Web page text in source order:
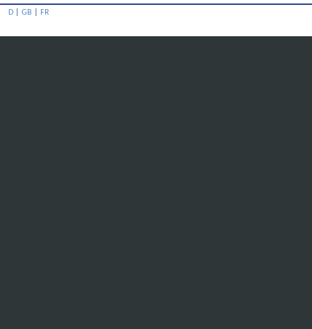
D GB FR